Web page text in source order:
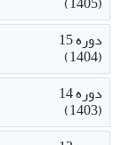
دوره 15
(1404)
دوره 14
(1403)